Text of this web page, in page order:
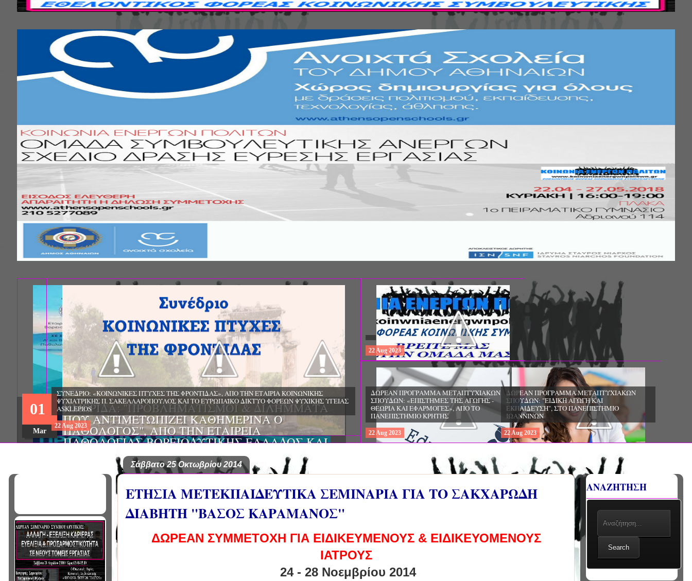
ΗΜΕΡΙΔΑ: "ΠΡΟΒΛΗΜΑΤΙΣΜΟΙ & ΔΙΛΗΜΜΑΤΑ
ΠΟΥ ΑΝΤΙΜΕΤΩΠΙΖΕΙ ΚΑΘΗΜΕΡΙΝΑ O
ΠΑΘΟΛΟΓΟΣ", ΑΠΟ ΤΗΝ ΕΤΑΙΡΕΙΑ
ΠΑΘΟΛΟΓΙΑΣ ΒΟΡΕΙΟΔΥΤΙΚΗΣ ΕΛΛΑΔΟΣ ΚΑΙ
ΤΙΣ Α' & Β' ΠΑΝΕΠΙΣΤΗΜΙΑΚΕΣ ΠΑΘΟΛΟΓΙΚΕΣ
ΚΛΙΝΙΚΕΣ ΠΓΝΙ
01
Mar
ΣΥΝΕΔΡΙΟ: «ΚΟΙΝΩΝΙΚΕΣ ΠΤΥΧΕΣ ΤΗΣ
ΦΡΟΝΤΙΔΑΣ», ΑΠΟ ΤΗΝ ΕΤΑΙΡΙΑ ΚΟΙΝΩΝΙΚΗΣ
ΨΥΧΙΑΤΡΙΚΗΣ Π. ΣΑΚΕΛΛΑΡΟΠΟΥΛΟΣ ΚΑΙ ΤΟ
EΥΡΩΠΑΪΚΟ ΔΙΚΤΥΟ ΦΟΡΕΩΝ ΨΥΧΙΚΗΣ
ΥΓΕΙΑΣ ΑSKLEPIOS
Aug 2023 22 Aug
ΔΩΡΕΑΝ ΠΡΟΓΡΑΜΜΑ ΜΕΤΑΠΤΥΧΙΑΚΩΝ
ΣΠΟΥΔΩΝ: "ΕΙΔΙΚΗ ΑΓΩΓΗ ΚΑΙ
ΕΚΠΑΙΔΕΥΣΗ", ΣΤΟ ΠΑΝΕΠΙΣΤΗΜΙΟ
ΙΩΑΝΝΙΝΩΝ
Aug 2023
ΔΩΡΕΑΝ ΠΡΟΓΡΑΜΜΑ ΜΕΤΑΠΤΥΧΙΑΚΩΝ
ΣΠΟΥΔΩΝ: «ΕΠΙΣΤΗΜΕΣ ΤΗΣ ΑΓΩΓΗΣ -
ΘΕΩΡΙΑ ΚΑΙ ΕΦΑΡΜΟΓΕΣ», ΑΠΟ ΤΟ
ΠΑΝΕΠΙΣΤΗΜΙΟ ΚΡΗΤΗΣ
22Aug 2023
Σάββατο 25 Οκτωβρίου 2014
ΕΤΗΣΙΑ ΜΕΤΕΚΠΑΙΔΕΥΤΙΚΑ ΣΕΜΙΝΑΡΙΑ ΓΙΑ ΤΟ ΣΑΚΧΑΡΩΔΗ
ΔΙΑΒΗΤΗ "ΒΑΣΟΣ ΚΑΡΑΜΑΝΟΣ"
ΔΩΡΕΑΝ ΣΥΜΜΕΤΟΧΗ ΓΙΑ ΕΙΔΙΚΕΥΜΕΝΟΥΣ & ΕΙΔΙΚΕΥΟΜΕΝΟΥΣ
ΙΑΤΡΟΥΣ
24 - 28 Νοεμβρίου 2014
ΑΝΑΖΗΤΗΣΗ
Search